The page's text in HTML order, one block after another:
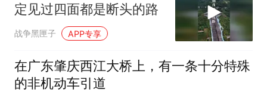
定见过四面都是断头的路
战争黑匣子 APP专享
在广东肇庆西江大桥上，有一条十分特殊
的非机动车引道